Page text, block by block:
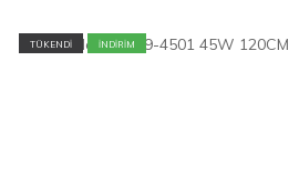
TÜKENDİ İNDİRİM